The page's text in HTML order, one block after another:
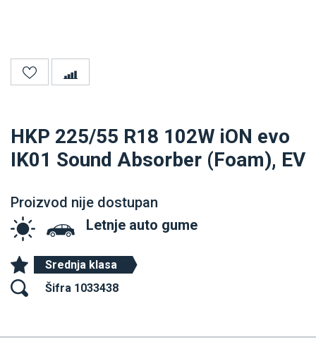
HKP 225/55 R18 102W iON evo
IK01 Sound Absorber (Foam), EV
Proizvod nije dostupan
Letnje auto gume
Srednja klasa
Šifra 1033438